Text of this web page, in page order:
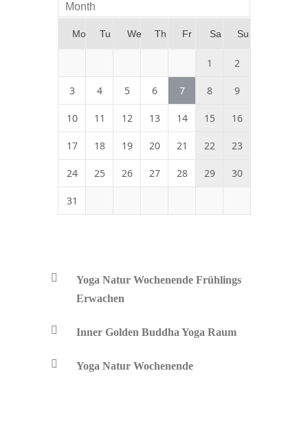
Month
Mo Tu We Th Fr Sa Su
1 2
3 4 5 6 7 8 9
10 11 12 13 14 15 16
17 18 19 20 21 22 23
24 25 26 27 28 29 30
31
Yoga Natur Wochenende Frühlings
Erwachen
Inner Golden Buddha Yoga Raum
Yoga Natur Wochenende